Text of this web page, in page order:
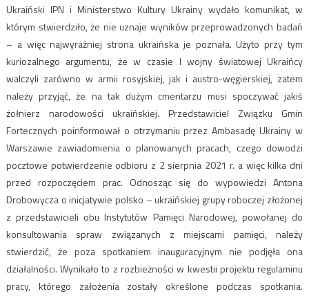
Ukraiński IPN i Ministerstwo Kultury Ukrainy wydało komunikat, w
którym stwierdziło, że nie uznaje wyników przeprowadzonych badań
– a więc najwyraźniej strona ukraińska je poznała. Użyto przy tym
kuriozalnego argumentu, że w czasie I wojny światowej Ukraińcy
walczyli zarówno w armii rosyjskiej, jak i austro-węgierskiej, zatem
należy przyjąć, że na tak dużym cmentarzu musi spoczywać jakiś
żołnierz narodowości ukraińskiej. Przedstawiciel Związku Gmin
Fortecznych poinformował o otrzymaniu przez Ambasadę Ukrainy w
Warszawie zawiadomienia o planowanych pracach, czego dowodzi
pocztowe potwierdzenie odbioru z 2 sierpnia 2021 r. a więc kilka dni
przed rozpoczęciem prac. Odnosząc się do wypowiedzi Antona
Drobowycza o inicjatywie polsko – ukraińskiej grupy roboczej złożonej
z przedstawicieli obu Instytutów Pamięci Narodowej, powołanej do
konsultowania spraw związanych z miejscami pamięci, należy
stwierdzić, że poza spotkaniem inauguracyjnym nie podjęła ona
działalności. Wynikało to z rozbieżności w kwestii projektu regulaminu
pracy, którego założenia zostały określone podczas spotkania.